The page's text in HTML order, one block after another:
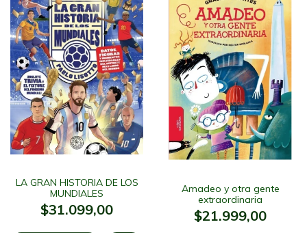
LA GRAN HISTORIA DE LOS
MUNDIALES
$31.099,00
Amadeo y otra gente
extraordinaria
$21.999,00